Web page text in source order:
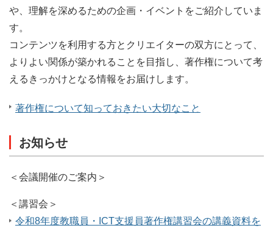
や、理解を深めるための企画・イベントをご紹介していま
す。
コンテンツを利用する方とクリエイターの双方にとって、
よりよい関係が築かれることを目指し、著作権について考
えるきっかけとなる情報をお届けします。
著作権について知っておきたい大切なこと
お知らせ
＜会議開催のご案内＞
＜講習会＞
令和8年度教職員・ICT支援員著作権講習会の講義資料を